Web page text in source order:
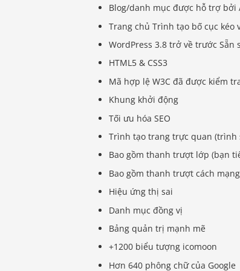
Blog/danh mục được hỗ trợ bởi
Trang chủ Trình tạo bố cục kéo
WordPress 3.8 trở về trước Sẵn
HTML5 & CSS3
Mã hợp lệ W3C đã được kiểm
Khung khởi động
Tối ưu hóa SEO
Trình tạo trang trực quan (trình
Bao gồm thanh trượt lớp (bạn
Bao gồm thanh trượt cách
Hiệu ứng thị sai
Danh mục đồng vị
Bảng quản trị mạnh mẽ
+1200 biểu tượng icomoon
Hơn 640 phông chữ của Google